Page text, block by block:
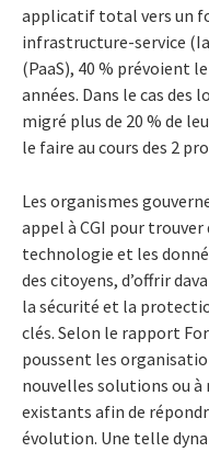
applicatif total vers un
infrastructure-service
(PaaS), 40 % prévoient
années. Dans le cas des
migré plus de 20 % de
le faire au cours des 2
Les organismes
appel à CGI pour trouver
technologie et les
des citoyens, d’offrir
la sécurité et la
clés. Selon le rapport
poussent les
nouvelles solutions ou
existants afin de
évolution. Une telle